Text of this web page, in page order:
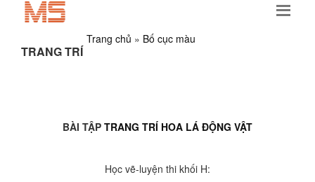
Trang chủ » Bố cục màu
TRANG TRÍ
BÀI TẬP TRANG TRÍ HOA LÁ ĐỘNG VẬT
Học vẽ-luyện thi khối H: